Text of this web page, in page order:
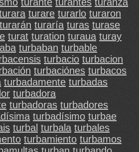
turare turarlo turaron
turarán turaría turas turase
turat turation turaua turay
turbaban turbable
turbacio turbacion
turbaciónes turbacos
turbadamente turbadas
turbadora
turbadoras turbadores
turbadísimo turbae
turbal turbala turbales
turbamiento turbamos